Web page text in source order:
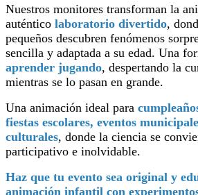
Nuestros monitores transforman la
auténtico laboratorio divertido,
pequeños descubren fenómenos
sencilla y adaptada a su edad. Una
aprender jugando, despertando la
mientras se lo pasan en grande.
Una animación ideal para
fiestas escolares, eventos
culturales, donde la ciencia se
participativo e inolvidable.
Haz que tu evento sea original y
animación infantil con